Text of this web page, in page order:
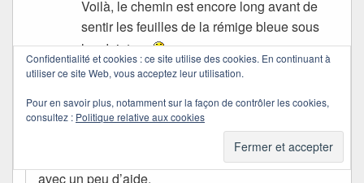
Voilà, le chemin est encore long avant de
sentir les feuilles de la rémige bleue sous
les doigts…
dans19/03/2010 à 19:11
Se relire, c’est le plus difficile, mais c’est possible,
avec un peu d’aide.
Confidentialité et cookies : ce site utilise des cookies. En continuant à
utiliser ce site Web, vous acceptez leur utilisation.
Pour en savoir plus, notamment sur la façon de contrôler les cookies,
consultez : Politique relative aux cookies